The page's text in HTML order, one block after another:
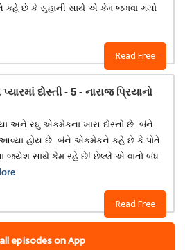
Read Free
કહે છે કે સુહાની સાથે એ કેમ જમવા ગયો
દોસ્તી - 5 - નારાજ પ્રિયાનો
Read Free
અને રઘુ એકમેકના ખાસ દોસ્તો છે. બંને
આવ્યા હોય છે. બંને એકમેકને કહે છે કે પોતે
જયેશ સાથે કેમ રહે છે! છેલ્લે એ વાતો બંધ
episodes on App